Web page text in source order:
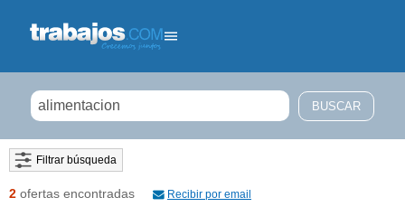
Filtrar búsqueda
2 ofertas encontradas Recibir por email